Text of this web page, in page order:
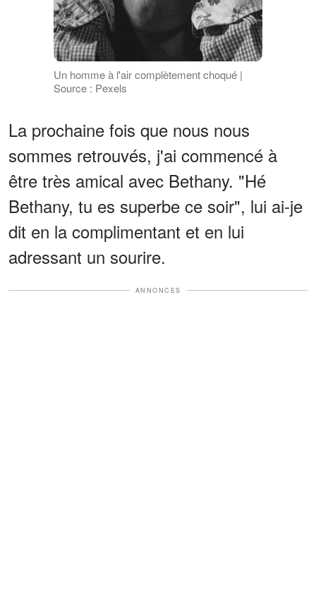
Un homme à l'air complètement choqué |
Source : Pexels
La prochaine fois que nous nous
sommes retrouvés, j'ai commencé à
être très amical avec Bethany. "Hé
Bethany, tu es superbe ce soir", lui ai-je
dit en la complimentant et en lui
adressant un sourire.
ANNONCES